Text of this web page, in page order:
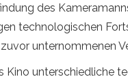
des
technologischen
unternommenen
Kino unterschiedliche